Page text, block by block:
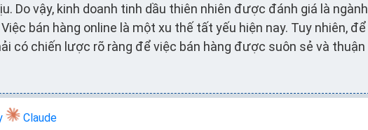
Do vậy, kinh doanh tinh dầu thiên nhiên được đánh giá là ngành
bán hàng online là một xu thế tất yếu hiện nay. Tuy nhiên, để
có chiến lược rõ ràng để việc bán hàng được suôn sẻ và thuận
Claude